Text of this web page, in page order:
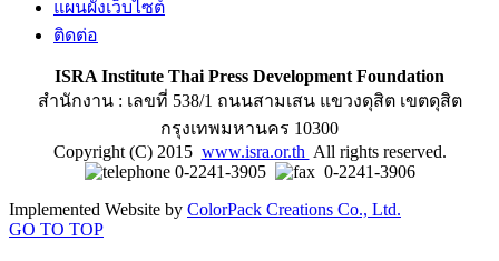
แผนผังเว็บไซต์
ติดต่อ
ISRA Institute Thai Press Development Foundation
สำนักงาน : เลขที่ 538/1 ถนนสามเสน แขวงดุสิต เขตดุสิต
กรุงเทพมหานคร 10300
Copyright (C) 2015 www.isra.or.th All rights reserved.
0-2241-3905
0-2241-3906
Implemented Website by ColorPack Creations Co., Ltd.
GO TO TOP